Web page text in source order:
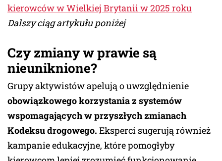
kierowców w Wielkiej Brytanii w 2025 roku
Dalszy ciąg artykułu poniżej
Czy zmiany w prawie są
nieuniknione?
Grupy aktywistów apelują o uwzględnienie
obowiązkowego korzystania z systemów
wspomagających w przyszłych zmianach
Kodeksu drogowego. Eksperci sugerują również
kampanie edukacyjne, które pomogłyby